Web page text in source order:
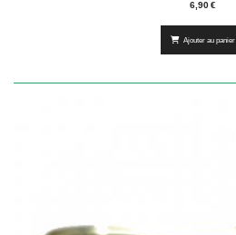
6,90€
Ajouter au panier